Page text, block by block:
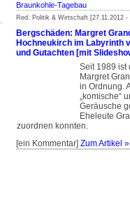
Braunkohle-Tagebau
Red. Politik & Wirtschaft [27.11.2012 -
Bergschäden: Margret
Hochneukirch im Labyrinth
und Gutachten [mit
Seit 1989 ist
Margret
in Ordnung.
„komische“
Geräusche
Eheleute
zuordnen konnten.
[ein Kommentar] Zum Artikel »